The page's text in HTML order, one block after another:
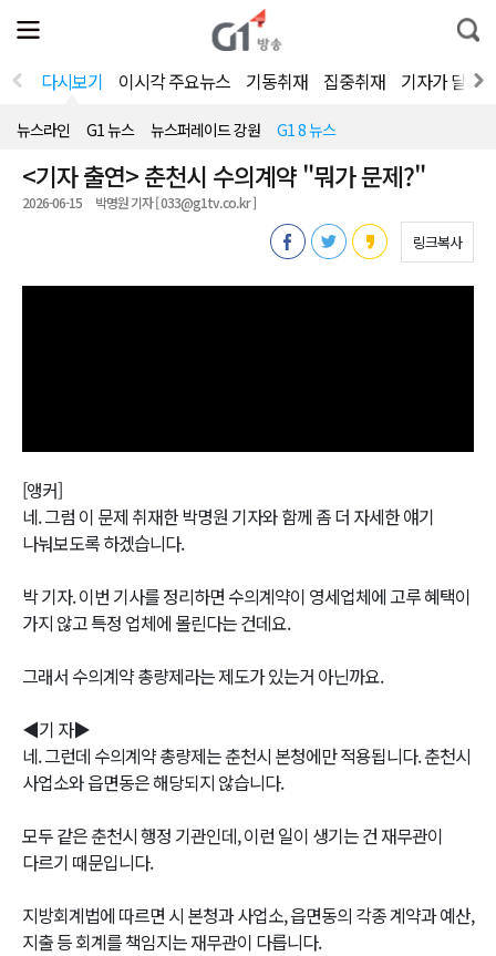
전
체
뉴
열
통
합
색
다시보기 이시각 주요뉴스 기동취재 집중취재 기자가 달려
뉴스라인 G1 뉴스 뉴스퍼레이드 강원 G1 8 뉴스
<기자 출연> 춘천시 수의계약 "뭐가 문제?"
2026-06-15 박명원 기자 [ 033@g1tv.co.kr ]
링크복사
[앵커]
네. 그럼 이 문제 취재한 박명원 기자와 함께 좀 더 자세한 얘기
나눠보도록 하겠습니다.
박 기자. 이번 기사를 정리하면 수의계약이 영세업체에 고루 혜택이
가지 않고 특정 업체에 몰린다는 건데요.
그래서 수의계약 총량제라는 제도가 있는거 아닌까요.
◀기 자▶
네. 그런데 수의계약 총량제는 춘천시 본청에만 적용됩니다. 춘천시
사업소와 읍면동은 해당되지 않습니다.
모두 같은 춘천시 행정 기관인데, 이런 일이 생기는 건 재무관이
다르기 때문입니다.
지방회계법에 따르면 시 본청과 사업소, 읍면동의 각종 계약과 예산,
지출 등 회계를 책임지는 재무관이 다릅니다.